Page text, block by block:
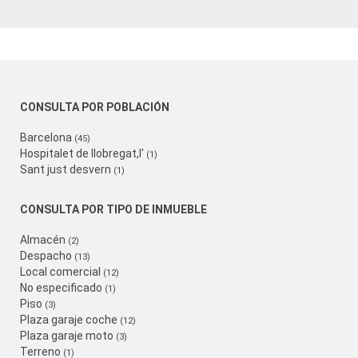
CONSULTA POR POBLACIÓN
Barcelona (45)
Hospitalet de llobregat,l' (1)
Sant just desvern (1)
CONSULTA POR TIPO DE INMUEBLE
Almacén (2)
Despacho (13)
Local comercial (12)
No especificado (1)
Piso (3)
Plaza garaje coche (12)
Plaza garaje moto (3)
Terreno (1)